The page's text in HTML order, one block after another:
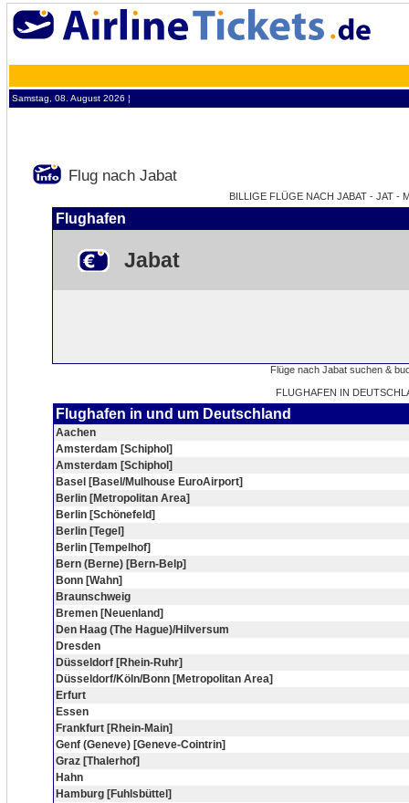
Samstag, 08. August 2026 ¦
Flug nach Jabat
BILLIGE FLÜGE NACH JABAT - JAT -
Flughafen
Jabat
FLUGHAFEN IN
Flughafen in und um Deutschland
Aachen
Amsterdam [Schiphol]
Amsterdam [Schiphol]
Basel [Basel/Mulhouse EuroAirport]
Berlin [Metropolitan Area]
Berlin [Schönefeld]
Berlin [Tegel]
Berlin [Tempelhof]
Bern (Berne) [Bern-Belp]
Bonn [Wahn]
Braunschweig
Bremen [Neuenland]
Den Haag (The Hague)/Hilversum
Dresden
Düsseldorf [Rhein-Ruhr]
Düsseldorf/Köln/Bonn [Metropolitan Area]
Erfurt
Essen
Frankfurt [Rhein-Main]
Genf (Geneve) [Geneve-Cointrin]
Graz [Thalerhof]
Hahn
Hamburg [Fuhlsbüttel]